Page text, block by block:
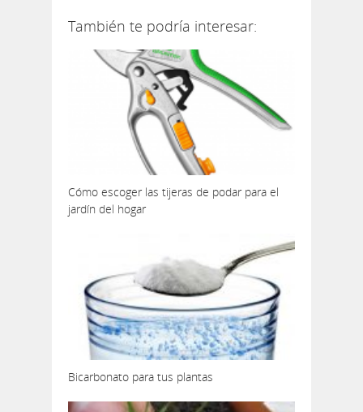
También te podría interesar:
Cómo escoger las tijeras de podar para el
jardín del hogar
Bicarbonato para tus plantas